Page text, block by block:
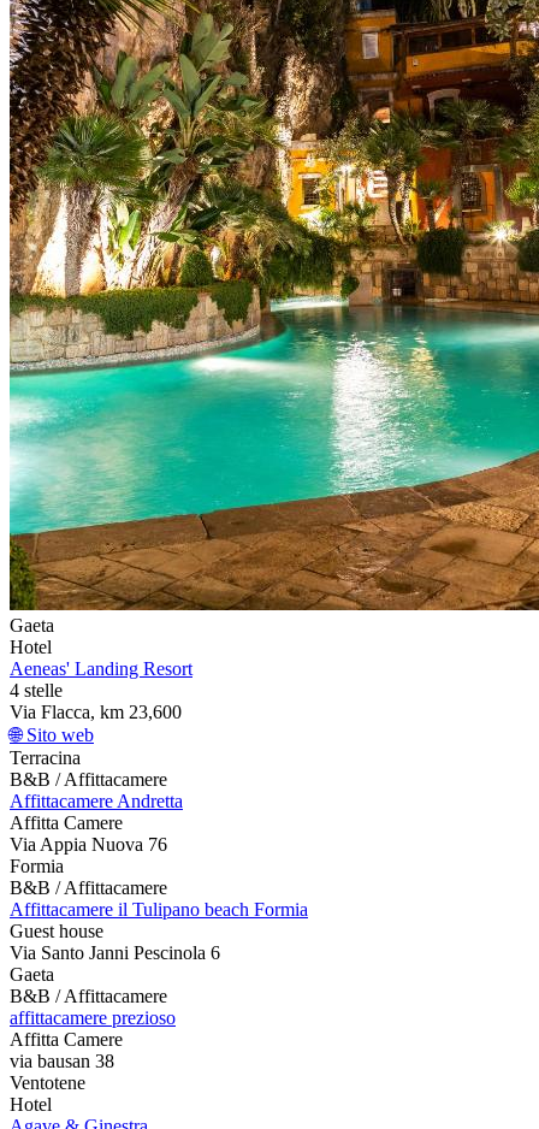
Gaeta
Hotel
Aeneas' Landing Resort
4 stelle
Via Flacca, km 23,600
🌐 Sito web
Terracina
B&B / Affittacamere
Affittacamere Andretta
Affitta Camere
Via Appia Nuova 76
Formia
B&B / Affittacamere
Affittacamere il Tulipano beach Formia
Guest house
Via Santo Janni Pescinola 6
Gaeta
B&B / Affittacamere
affittacamere prezioso
Affitta Camere
via bausan 38
Ventotene
Hotel